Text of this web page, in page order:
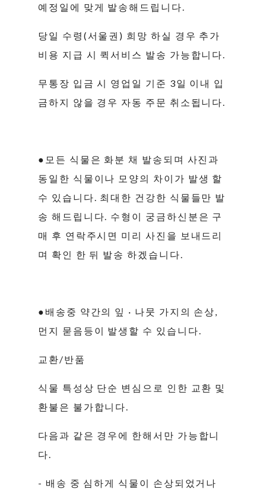
예정일에 맞게 발송해드립니다.
당일 수령(서울권) 희망 하실 경우 추가
비용 지급 시 퀵서비스 발송 가능합니다.
무통장 입금 시 영업일 기준 3일 이내 입
금하지 않을 경우 자동 주문 취소됩니다.
●모든 식물은 화분 채 발송되며 사진과
동일한 식물이나 모양의 차이가 발생 할
수 있습니다. 최대한 건강한 식물들만 발
송 해드립니다. 수형이 궁금하신분은 구
매 후 연락주시면 미리 사진을 보내드리
며 확인 한 뒤 발송 하겠습니다.
●배송중 약간의 잎 · 나뭇 가지의 손상,
먼지 묻음등이 발생할 수 있습니다.
교환/반품
식물 특성상 단순 변심으로 인한 교환 및
환불은 불가합니다.
다음과 같은 경우에 한해서만 가능합니
다.
- 배송 중 심하게 식물이 손상되었거나